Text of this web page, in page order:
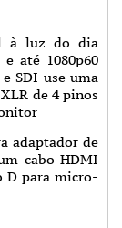
à luz do dia
até 1080p60
SDI use uma
de 4 pinos
adaptador de
cabo HDMI
D para micro-